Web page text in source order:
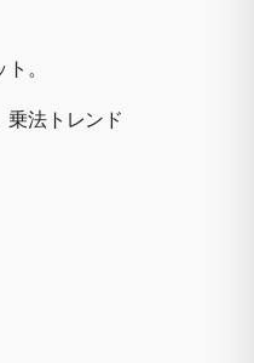
。
乗法トレンド